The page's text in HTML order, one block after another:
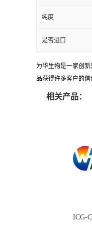
纯度
是否进口
为华生物是一家创
品获得许多客户的信
相关产品：
ICG-